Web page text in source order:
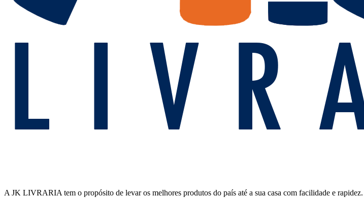
A JK LIVRARIA tem o propósito de levar os melhores produtos do país até a sua casa com facilidade e rapidez.